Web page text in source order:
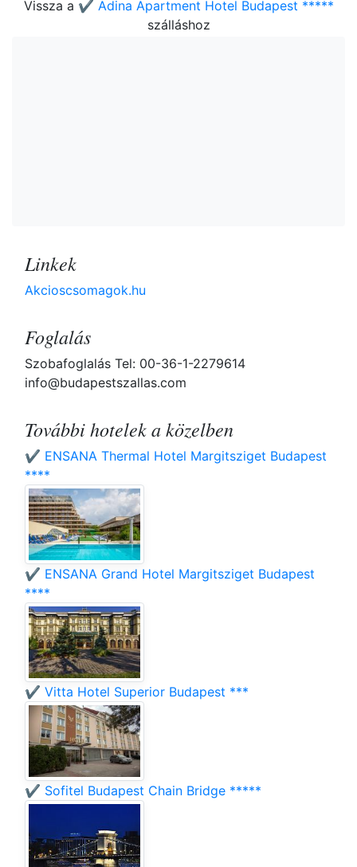
Vissza a ✔️ Adina Apartment Hotel Budapest *****
szálláshoz
Linkek
Akcioscsomagok.hu
Foglalás
Szobafoglalás Tel: 00-36-1-2279614
info@budapestszallas.com
További hotelek a közelben
✔️ ENSANA Thermal Hotel Margitsziget Budapest
****
✔️ ENSANA Grand Hotel Margitsziget Budapest
****
✔️ Vitta Hotel Superior Budapest ***
✔️ Sofitel Budapest Chain Bridge *****